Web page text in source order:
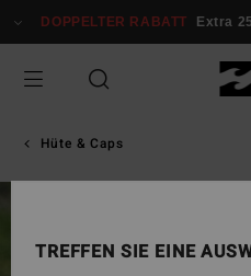
zur
springen
DOPPELTER RABATT Extra
Hüte & Caps
TREFFEN SIE EINE